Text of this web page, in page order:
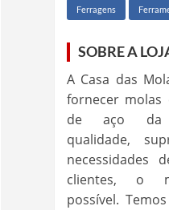
Ferragens
SOBRE A
A Casa das
fornecer molas
de aço da
qualidade,
necessidades
clientes, o
possível.